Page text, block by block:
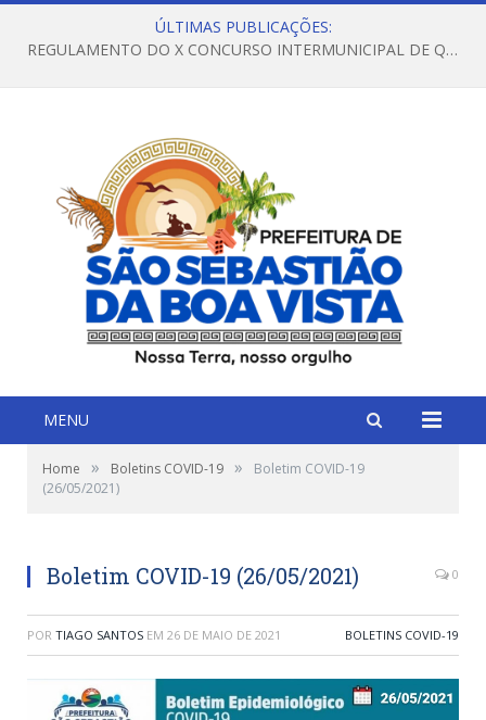
ÚLTIMAS PUBLICAÇÕES:
REGULAMENTO DO X CONCURSO INTERMUNICIPAL DE QUADRILHAS JUNINAS – 2026 – ARRAIÁ DA VENEZA
MENU
Home » Boletins COVID-19 »
Boletim COVID-19
(26/05/2021)
Boletim COVID-19 (26/05/2021) 0
POR TIAGO SANTOS EM 26 DE MAIO DE 2021 BOLETINS COVID-19